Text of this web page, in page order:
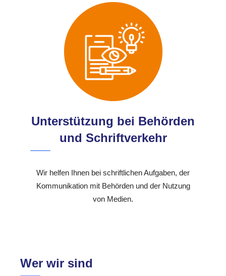
Unterstützung bei Behörden
und Schriftverkehr
Wir helfen Ihnen bei schriftlichen Aufgaben, der
Kommunikation mit Behörden und der Nutzung
von Medien.
Wer wir sind